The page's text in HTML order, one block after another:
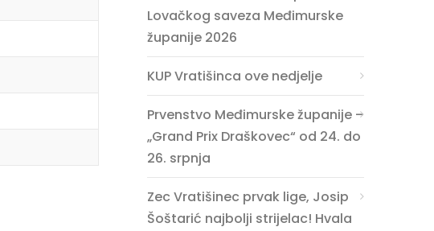
Lovačkog saveza Međimurske
županije 2026
KUP Vratišinca ove nedjelje
Prvenstvo Međimurske županije –
„Grand Prix Draškovec“ od 24. do
26. srpnja
Zec Vratišinec prvak lige, Josip
Šoštarić najbolji strijelac! Hvala